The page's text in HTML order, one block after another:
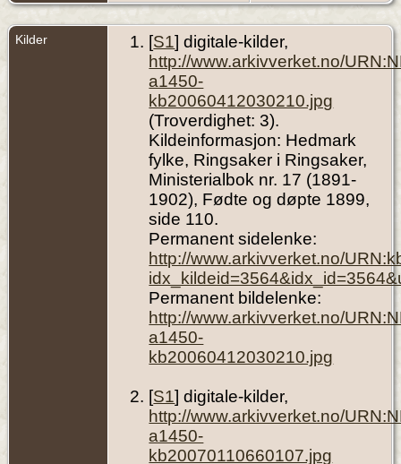
Kilder [S1] digitale-kilder,
http://www.arkivverket.no/
a1450-
kb20060412030210.jpg
(Troverdighet: 3).
Kildeinformasjon: Hedmark
fylke, Ringsaker i Ringsaker,
Ministerialbok nr. 17 (1891-
1902), Fødte og døpte 1899,
side 110.
Permanent sidelenke:
http://www.arkivverket.no/
Permanent bildelenke:
http://www.arkivverket.no/
a1450-
kb20060412030210.jpg
[S1] digitale-kilder,
http://www.arkivverket.no/
a1450-
kb20070110660107.jpg